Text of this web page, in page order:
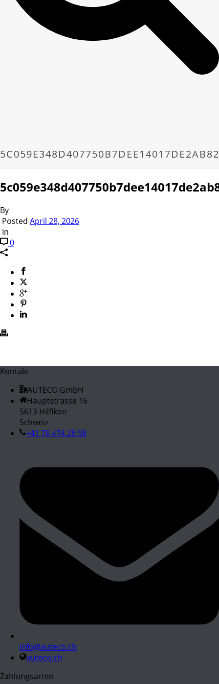
By
Posted April 28, 2026
In
0
Kontakt
AUTECO GmbH
Hauptstrasse 16
5613 Hilfikon
Schweiz
+41 76 474 28 58
info@auteco.ch
auteco.ch
Zahlungsarten